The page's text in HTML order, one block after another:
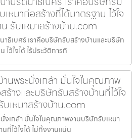
หมาก่อสร้างที่ได้มาตรฐาน ไว้ใจ
รับเหมาสร้างบ้าน.com
ธิเบศร์ เราคือบริษัทรับสร้างบ้านและบริษัท
ไว้ใจได้ ไร้ประวัติการทิ
นพระนั่งเกล้า มั่นใจในคุณภาพ
างและบริษัทรับสร้างบ้านที่ไว้ใจ
เหมาสร้างบ้าน.com
งเกล้า มั่นใจในคุณภาพงานบริษัทรับเหมา
ที่ไว้ใจได้ ไม่ทิ้งงานแน่น